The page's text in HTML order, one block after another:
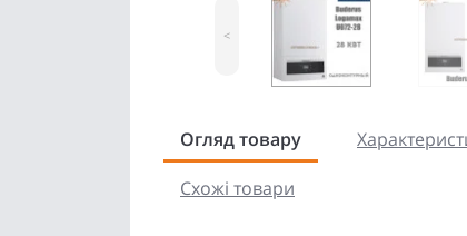
<
Огляд товару
Схожі товари